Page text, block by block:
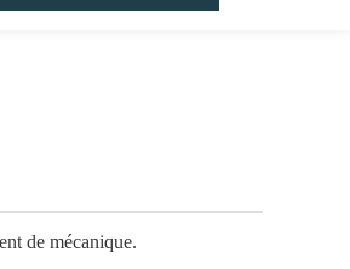
de mécanique.